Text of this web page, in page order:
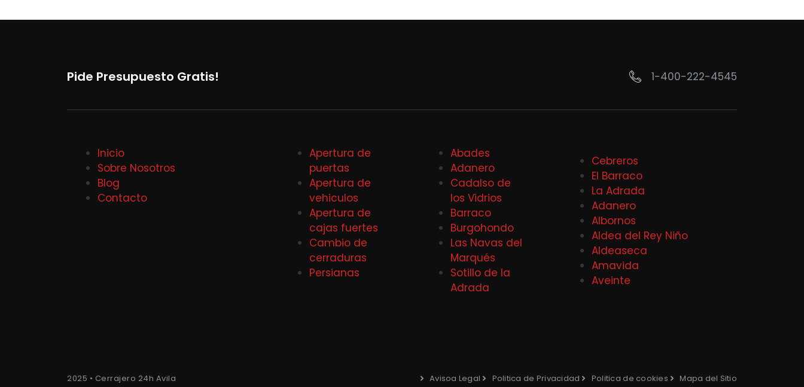
Pide Presupuesto Gratis! 1-400-222-4545
Inicio
Sobre Nosotros
Blog
Contacto
Apertura de
puertas
Apertura de
vehiculos
Apertura de
cajas fuertes
Cambio de
cerraduras
Persianas
Abades
Adanero
Cadalso de
los Vidrios
Barraco
Burgohondo
Las Navas del
Marqués
Sotillo de la
Adrada
Cebreros
El Barraco
La Adrada
Adanero
Albornos
Aldea del Rey Niño
Aldeaseca
Amavida
Aveinte
2025 • Cerrajero 24h Avila Avisoa Legal Politica de Privacidad Politica de cookies Mapa del Sitio